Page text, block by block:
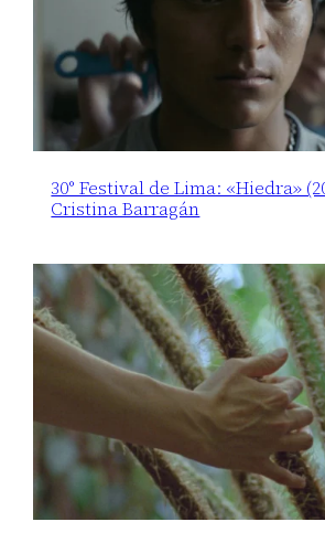
30° Festival de Lima: «Hiedra»
Cristina Barragán